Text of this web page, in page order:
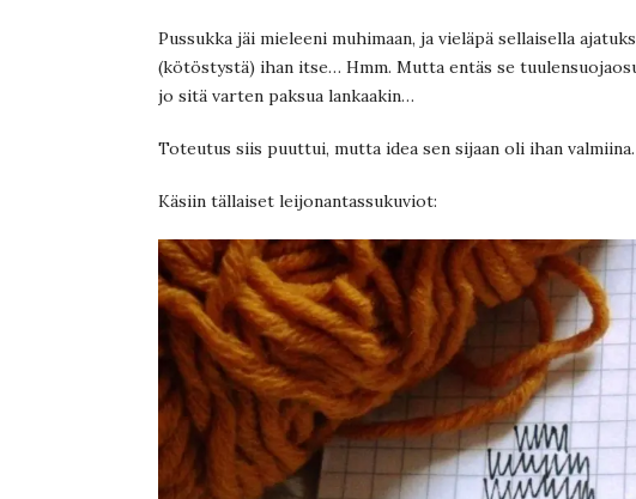
Pussukka jäi mieleeni muhimaan, ja vieläpä sellaisella
(kötöstystä) ihan itse… Hmm. Mutta entäs se
jo sitä varten paksua lankaakin…
Toteutus siis puuttui, mutta idea sen sijaan oli ihan valmiina.
Käsiin tällaiset leijonantassukuviot: